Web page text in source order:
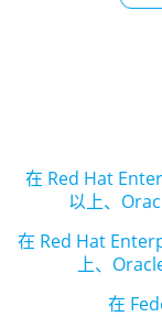
在 Red Hat
以上、
在 Red Hat
上、
在